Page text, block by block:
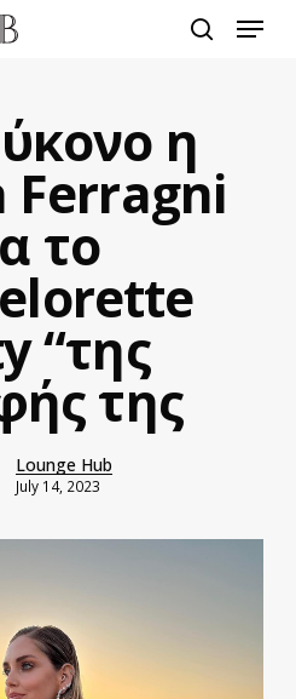
Menu
η
Ferragni
το
“της
της
Lounge Hub
July 14, 2023